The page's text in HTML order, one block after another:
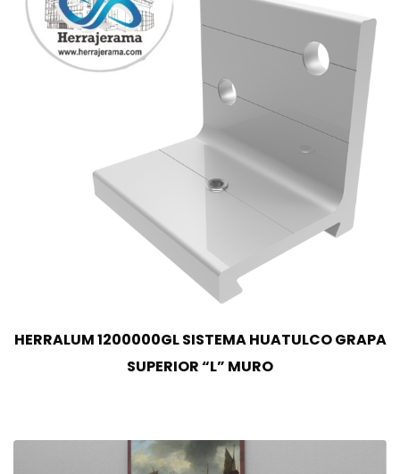
HERRALUM 1200000GL SISTEMA HUATULCO GRAPA
SUPERIOR “L” MURO